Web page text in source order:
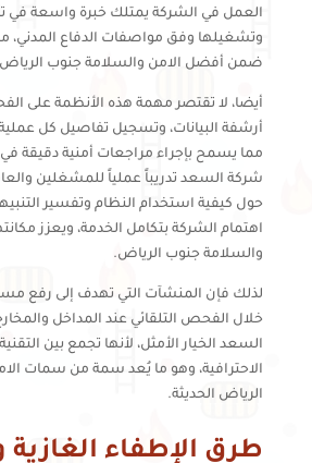
العمل في الشركة يمتلك خبرة واسعة في
وتشغيلها وفق مواصفات الدفاع المدني،
ضمن أفضل الامن والسلامة جنوب
أيضا، لا تقتصر مهمة هذه الأنظمة على
أرشفة البيانات، وتسجيل تفاصيل كل عملية
مما يسمح بإجراء مراجعات أمنية دقيقة
شركة السعد تدريباً عملياً للمشغلين
حول كيفية استخدام النظام وتفسير
اهتمام الشركة بتكامل الخدمة، ويعزز
والسلامة جنوب الرياض.
لذلك فإن المنشآت التي تهدف إلى رفع
خلال الفحص التلقائي عند المداخل
السعد الخيار الأمثل، لأنها تجمع بين
الاحترافية، وهو ما يُعد سمة من سمات
الرياض الحديثة.
طرق الإطفاء الغازية